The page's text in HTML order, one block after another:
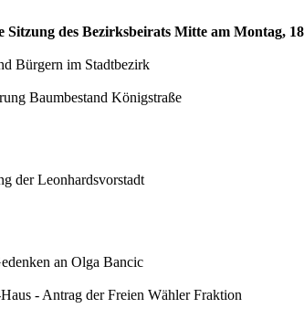
des Bezirksbeirats Mitte am Montag,
Bürgern im Stadtbezirk
Baumbestand Königstraße
der Leonhardsvorstadt
an Olga Bancic
- Antrag der Freien Wähler Fraktion